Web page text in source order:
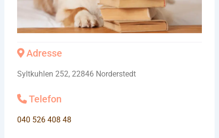
Adresse
Syltkuhlen 252, 22846 Norderstedt
Telefon
040 526 408 48